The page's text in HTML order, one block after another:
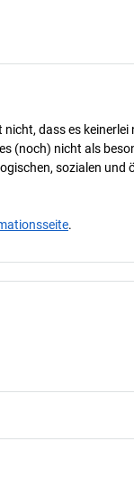
dass es keinerlei
(noch) nicht als
sozialen und
.